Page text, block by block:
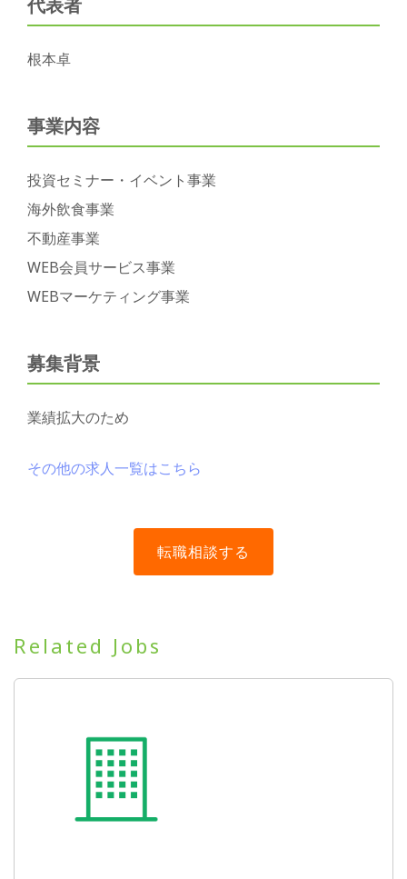
根本卓
事業内容
投資セミナー・イベント事業
海外飲食事業
不動産事業
WEB会員サービス事業
WEBマーケティング事業
募集背景
業績拡大のため
その他の求人一覧はこちら
Related Jobs